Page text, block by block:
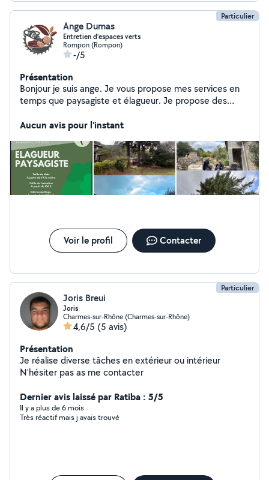
Particulier
Ange Dumas
Entretien d’espaces verts
Rompon (Rompon)
-/5
Présentation
Bonjour je suis ange. Je vous propose mes services en
temps que paysagiste et élagueur. Je propose des
débroussaillage - abattage - élagage -taille de haies -
CESU qui permet une réduction d'impôt de 50 %. Je
travaille régulièrement avec un collègue élagueur pour
plus d'efficacité.
Aucun avis pour l'instant
Voir le profil Contacter
Particulier
Joris Breui
Joris
Charmes-sur-Rhône (Charmes-sur-Rhône)
4,6/5 (5 avis)
Présentation
Je réalise diverse tâches en extérieur ou intérieur
N'hésiter pas as me contacter
Dernier avis laissé par Ratiba : 5/5
Il y a plus de 6 mois
Très réactif mais j avais trouvé